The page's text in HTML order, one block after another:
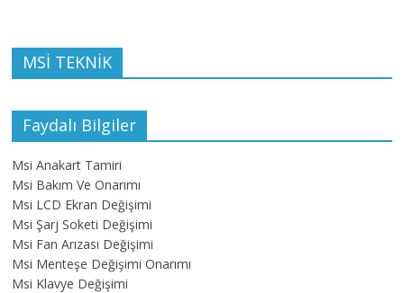
MSİ TEKNİK
Faydalı Bilgiler
Msi Anakart Tamiri
Msi Bakım Ve Onarımı
Msi LCD Ekran Değişimi
Msi Şarj Soketi Değişimi
Msi Fan Arızası Değişimi
Msi Menteşe Değişimi Onarımı
Msi Klavye Değişimi